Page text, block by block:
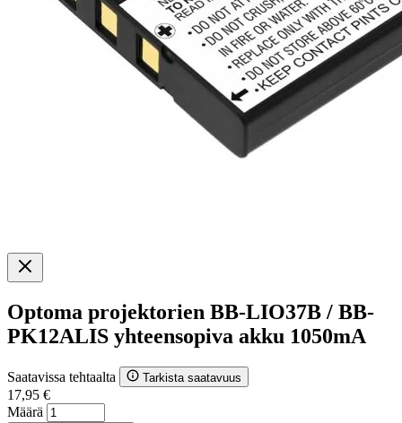
Optoma projektorien BB-LIO37B / BB-
PK12ALIS yhteensopiva akku 1050mA
Saatavissa tehtaalta Tarkista saatavuus
17,95 €
Määrä